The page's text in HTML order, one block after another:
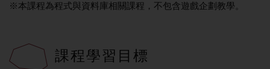
※本課程為程式與資料庫相關課程，不包含遊戲企劃教學。
課程學習目標